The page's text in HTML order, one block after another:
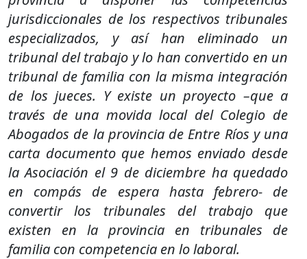
jurisdiccionales de los respectivos tribunales
especializados, y así han eliminado un
tribunal del trabajo y lo han convertido en un
tribunal de familia con la misma integración
de los jueces. Y existe un proyecto –que a
través de una movida local del Colegio de
Abogados de la provincia de Entre Ríos y una
carta documento que hemos enviado desde
la Asociación el 9 de diciembre ha quedado
en compás de espera hasta febrero- de
convertir los tribunales del trabajo que
existen en la provincia en tribunales de
familia con competencia en lo laboral.